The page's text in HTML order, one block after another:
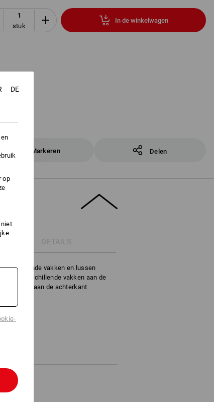
stuk
In de winkelwagen
Markeren Delen
DETAILS
vakken en lussen
13 verschillende vakken aan de
en lussen aan de achterkant
DE
op
niet